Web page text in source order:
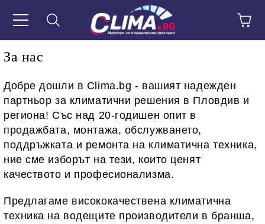
За нас
Добре дошли в Clima.bg - вашият надежден
партньор за климатични решения в Пловдив и
региона! Със над 20-годишен опит в
продажбата, монтажа, обслужването,
поддръжката и ремонта на климатична техника,
ние сме изборът на тези, които ценят
качеството и професионализма.
Предлагаме висококачествена климатична
техника на водещите производители в бранша,